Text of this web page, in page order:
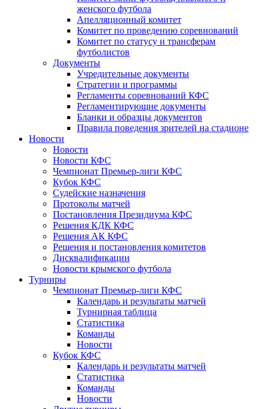
женского футбола
Апелляционный комитет
Комитет по проведению соревнований
Комитет по статусу и трансферам
футболистов
Документы
Учредительные документы
Стратегии и программы
Регламенты соревнований КФС
Регламентирующие документы
Бланки и образцы документов
Правила поведения зрителей на стадионе
Новости
Новости
Новости КФС
Чемпионат Премьер-лиги КФС
Кубок КФС
Судейские назначения
Протоколы матчей
Постановления Президиума КФС
Решения КДК КФС
Решения АК КФС
Решения и постановления комитетов
Дисквалификации
Новости крымского футбола
Турниры
Чемпионат Премьер-лиги КФС
Календарь и результаты матчей
Турнирная таблица
Статистика
Команды
Новости
Кубок КФС
Календарь и результаты матчей
Статистика
Команды
Новости